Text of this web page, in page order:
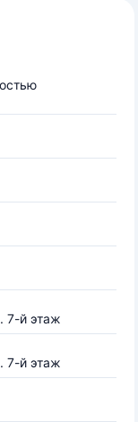
7-й этаж
7-й этаж